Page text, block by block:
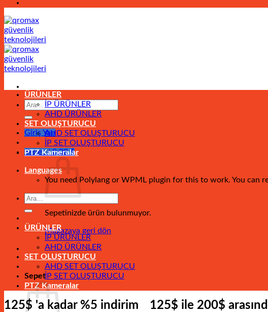
Ara:
Giriş Yap
Sepet /0,00$
Sepetinizde ürün bulunmuyor.
Mağazaya geri dön
Sepet
ÜRÜNLER
İP ÜRÜNLER
AHD ÜRÜNLER
SET OLUŞTURUCU
AHD SET OLUŞTURUCU
İP SET OLUŞTURUCU
PTZ Kameralar
Languages
You need Polylang or WPML plugin for this to work. You can
Ara:
ÜRÜNLER
İP ÜRÜNLER
AHD ÜRÜNLER
SET OLUŞTURUCU
AHD SET OLUŞTURUCU
İP SET OLUŞTURUCU
PTZ Kameralar
125$ 'a kadar %5 indirim 125$ ile 200$